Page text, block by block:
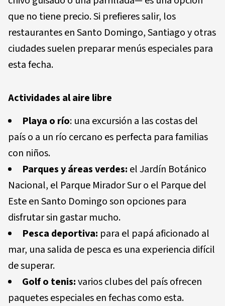
que no tiene precio. Si prefieres salir, los
restaurantes en Santo Domingo, Santiago y otras
ciudades suelen preparar menús especiales para
esta fecha.
Actividades al aire libre
Playa o río: una excursión a las costas del
país o a un río cercano es perfecta para familias
con niños.
Parques y áreas verdes: el Jardín Botánico
Nacional, el Parque Mirador Sur o el Parque del
Este en Santo Domingo son opciones para
disfrutar sin gastar mucho.
Pesca deportiva: para el papá aficionado al
mar, una salida de pesca es una experiencia difícil
de superar.
Golf o tenis:varios clubes del país ofrecen
paquetes especiales en fechas como esta.